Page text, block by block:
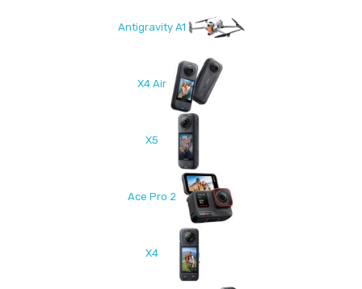
Antigravity A1
X4 Air
X5
Ace Pro 2
X4